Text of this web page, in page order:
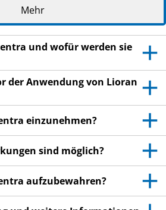
immer genau wie in
beschrieben bzw. genau nach
oder Apothekers ein.
auf. Vielleicht
später nochmals lesen.
Apotheker, wenn Sie weitere
einen Rat benötigen.
bemerken, wenden Sie
oder Apotheker.
Nebenwirkungen, die nicht in
angegeben sind. Siehe
Mehr
und wofür werden sie
der Anwendung von Lioran
einzunehmen?
sind möglich?
aufzubewahren?